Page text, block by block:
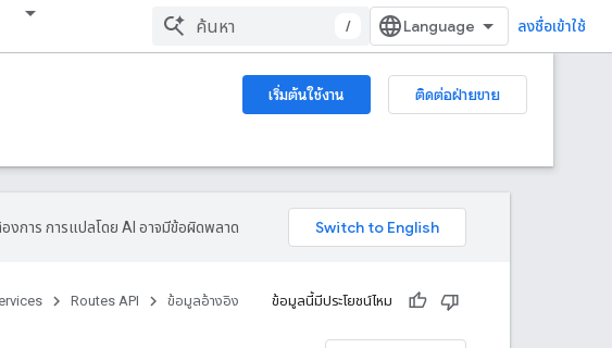
/ ลงชื่อเข้าใช้
เริ่มต้นใช้งาน
ติดต่อฝ่ายขาย
งการ การแปลโดย AI อาจมีข้อผิดพลาด
Routes API ข้อมูลอ้างอิง ข้อมูลนี้มีประโยชน์ไหม